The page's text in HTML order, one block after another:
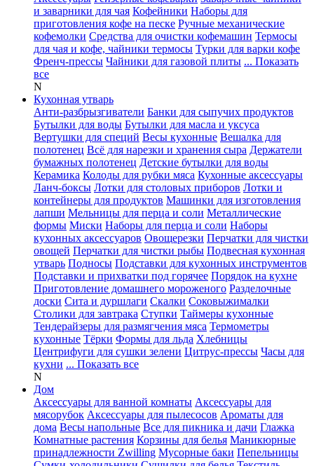
и заварники для чая Кофейники Наборы для
приготовления кофе на песке Ручные механические
кофемолки Средства для очистки кофемашин Термосы
для чая и кофе, чайники термосы Турки для варки кофе
Френч-прессы Чайники для газовой плиты ... Показать
все
N
Кухонная утварь
Анти-разбрызгиватели Банки для сыпучих продуктов
Бутылки для воды Бутылки для масла и уксуса
Вертушки для специй Весы кухонные Вешалка для
полотенец Всё для нарезки и хранения сыра Держатели
бумажных полотенец Детские бутылки для воды
Керамика Колоды для рубки мяса Кухонные аксессуары
Ланч-боксы Лотки для столовых приборов Лотки и
контейнеры для продуктов Машинки для изготовления
лапши Мельницы для перца и соли Металлические
формы Миски Наборы для перца и соли Наборы
кухонных аксессуаров Овощерезки Перчатки для чистки
овощей Перчатки для чистки рыбы Подвесная кухонная
утварь Подносы Подставки для кухонных инструментов
Подставки и прихватки под горячее Порядок на кухне
Приготовление домашнего мороженого Разделочные
доски Сита и дуршлаги Скалки Соковыжималки
Столики для завтрака Ступки Таймеры кухонные
Тендерайзеры для размягчения мяса Термометры
кухонные Тёрки Формы для льда Хлебницы
Центрифуги для сушки зелени Цитрус-прессы Часы для
кухни ... Показать все
N
Дом
Аксессуары для ванной комнаты Аксессуары для
мясорубок Аксессуары для пылесосов Ароматы для
дома Весы напольные Все для пикника и дачи Глажка
Комнатные растения Корзины для белья Маникюрные
принадлежности Zwilling Мусорные баки Пепельницы